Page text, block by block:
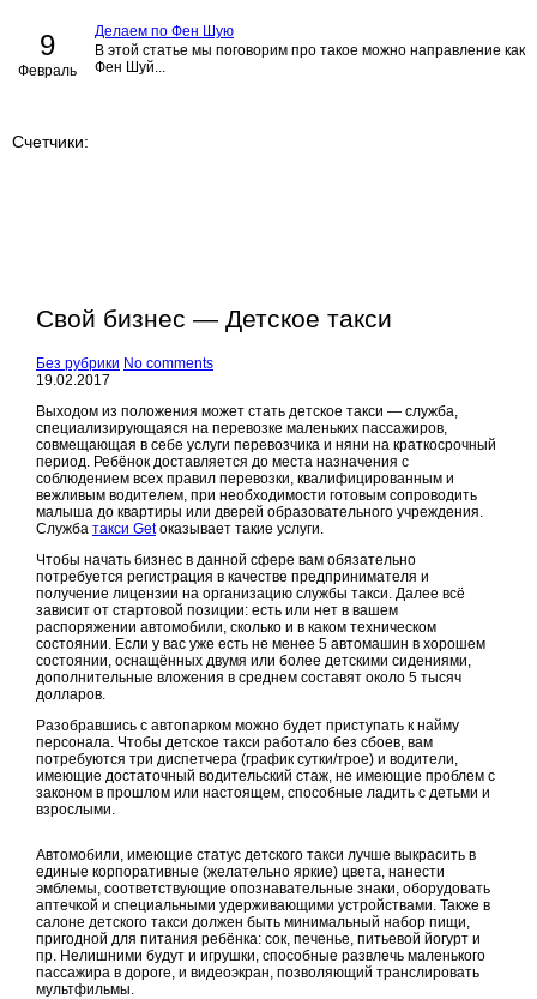
9
Февраль
Делаем по Фен Шую
В этой статье мы поговорим про такое можно направление как
Фен Шуй...
Счетчики:
Свой бизнес — Детское такси
Без рубрики No comments
19.02.2017
Выходом из положения может стать детское такси — служба,
специализирующаяся на перевозке маленьких пассажиров,
совмещающая в себе услуги перевозчика и няни на краткосрочный
период. Ребёнок доставляется до места назначения с
соблюдением всех правил перевозки, квалифицированным и
вежливым водителем, при необходимости готовым сопроводить
малыша до квартиры или дверей образовательного учреждения.
Служба такси Getоказывает такие услуги.
Чтобы начать бизнес в данной сфере вам обязательно
потребуется регистрация в качестве предпринимателя и
получение лицензии на организацию службы такси. Далее всё
зависит от стартовой позиции: есть или нет в вашем
распоряжении автомобили, сколько и в каком техническом
состоянии. Если у вас уже есть не менее 5 автомашин в хорошем
состоянии, оснащённых двумя или более детскими сидениями,
дополнительные вложения в среднем составят около 5 тысяч
долларов.
Разобравшись с автопарком можно будет приступать к найму
персонала. Чтобы детское такси работало без сбоев, вам
потребуются три диспетчера (график сутки/трое) и водители,
имеющие достаточный водительский стаж, не имеющие проблем с
законом в прошлом или настоящем, способные ладить с детьми и
взрослыми.
Автомобили, имеющие статус детского такси лучше выкрасить в
единые корпоративные (желательно яркие) цвета, нанести
эмблемы, соответствующие опознавательные знаки, оборудовать
аптечкой и специальными удерживающими устройствами. Также в
салоне детского такси должен быть минимальный набор пищи,
пригодной для питания ребёнка: сок, печенье, питьевой йогурт и
пр. Нелишними будут и игрушки, способные развлечь маленького
пассажира в дороге, и видеоэкран, позволяющий транслировать
мультфильмы.